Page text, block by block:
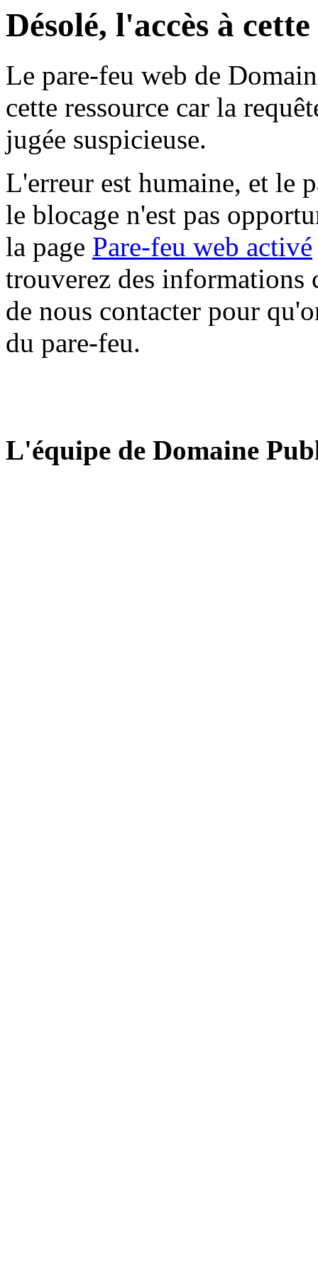
Désolé, l'accès à
Le pare-feu web de
cette ressource car la
jugée suspicieuse.
L'erreur est humaine, et le
le blocage n'est pas
la page Pare-feu web activé
trouverez des informations
de nous contacter pour
du pare-feu.
L'équipe de Domaine